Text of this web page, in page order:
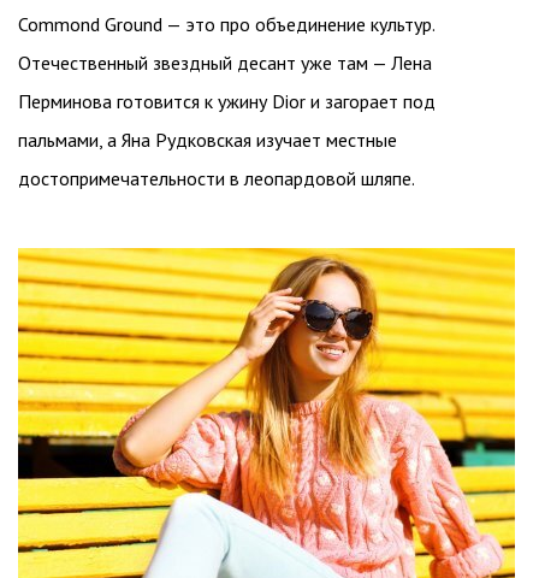
Commond Ground — это про объединение культур.
Отечественный звездный десант уже там — Лена
Перминова готовится к ужину Dior и загорает под
пальмами, а Яна Рудковская изучает местные
достопримечательности в леопардовой шляпе.